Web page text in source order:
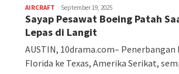
AIRCRAFT admin
September 19, 2025
Sayap Pesawat Boeing Patah
Lepas di Langit
AUSTIN, 10drama.com–
Florida ke Texas, Amerika Serikat,